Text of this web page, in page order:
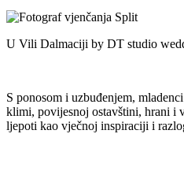
U Vili Dalmaciji by DT studio
S ponosom i uzbuđenjem,
klimi, povijesnoj ostavštini, hrani i
ljepoti kao vječnoj inspiraciji i